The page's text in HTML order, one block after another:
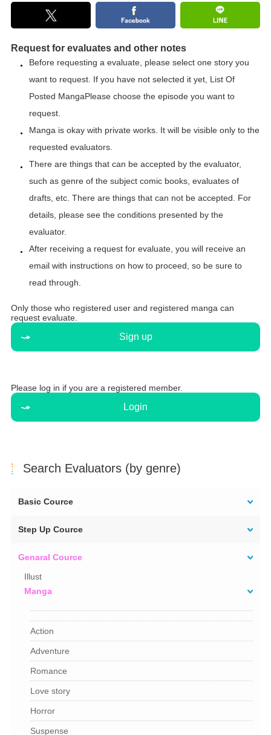
Request for evaluates and other notes
Before requesting a evaluate, please select one story you
want to request. If you have not selected it yet, List Of
Posted MangaPlease choose the episode you want to
request.
Manga is okay with private works. It will be visible only to the
requested evaluators.
There are things that can be accepted by the evaluator,
such as genre of the subject comic books, evaluates of
drafts, etc. There are things that can not be accepted. For
details, please see the conditions presented by the
evaluator.
After receiving a request for evaluate, you will receive an
email with instructions on how to proceed, so be sure to
read through.
Only those who registered user and registered manga can
request evaluate.
Sign up
Please log in if you are a registered member.
Login
Search Evaluators (by genre)
Basic Cource
Step Up Cource
Genaral Cource
Illust
Manga
Action
Adventure
Romance
Love story
Horror
Suspense